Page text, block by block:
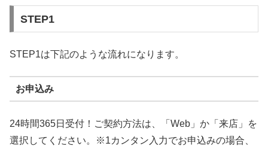
STEP1
STEP1は下記のような流れになります。
お申込み
24時間365日受付！ご契約方法は、「Web」か「来店」を
選択してください。※1カンタン入力でお申込みの場合、